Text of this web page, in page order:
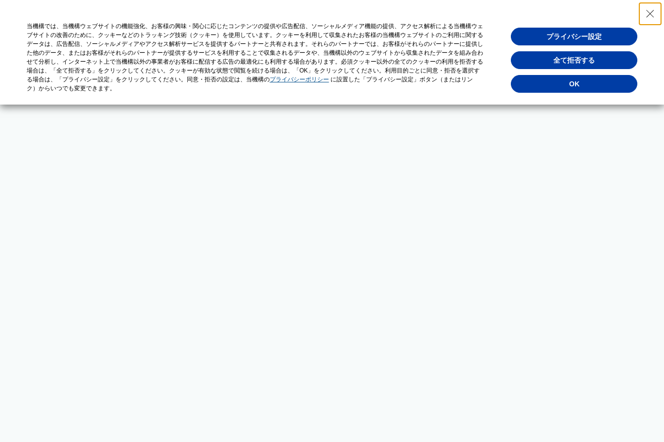
当機構では、当機構ウェブサイトの機能強化、お客様の興味・関心に応じたコンテンツの提供や広告配信、ソーシャルメディア機能の提供、アクセス解析による当機構ウェ
ブサイトの改善のために、クッキーなどのトラッキング技術（クッキー）を使用しています。クッキーを利用して収集されたお客様の当機構ウェブサイトのご利用に関する
データは、広告配信、ソーシャルメディアやアクセス解析サービスを提供するパートナーと共有されます。それらのパートナーでは、お客様がそれらのパートナーに提供し
た他のデータ、またはお客様がそれらのパートナーが提供するサービスを利用することで収集されるデータや、当機構以外のウェブサイトから収集されたデータを組み合わ
せて分析し、インターネット上で当機構以外の事業者がお客様に配信する広告の最適化にも利用する場合があります。必須クッキー以外の全てのクッキーの利用を拒否する
場合は、「全て拒否する」をクリックしてください。クッキーが有効な状態で閲覧を続ける場合は、「OK」をクリックしてください。利用目的ごとに同意・拒否を選択す
る場合は、「プライバシー設定」をクリックしてください。同意・拒否の設定は、当機構のプライバシーポリシー に設置した「プライバシー設定」ボタン（またはリン
ク）からいつでも変更できます。
プライバシー設定
全て拒否する
OK